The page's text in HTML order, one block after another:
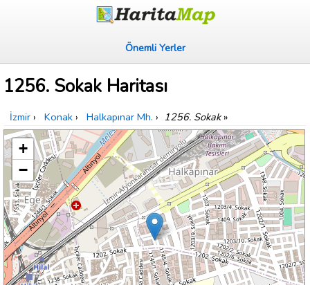
Önemli Yerler
1256. Sokak Haritası
İzmir › Konak › Halkapınar Mh. › 1256. Sokak»
+
−